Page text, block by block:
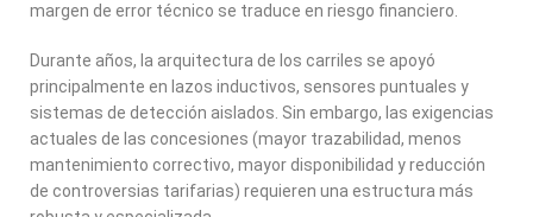
margen de error técnico se traduce en riesgo financiero.
Durante años, la arquitectura de los carriles se apoyó
principalmente en lazos inductivos, sensores puntuales y
sistemas de detección aislados. Sin embargo, las exigencias
actuales de las concesiones (mayor trazabilidad, menos
mantenimiento correctivo, mayor disponibilidad y reducción
de controversias tarifarias) requieren una estructura más